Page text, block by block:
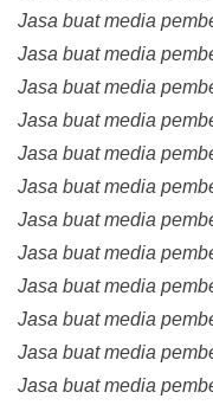
Jasa buat media
Jasa buat media
Jasa buat media
Jasa buat media
Jasa buat media
Jasa buat media
Jasa buat media
Jasa buat media
Jasa buat media
Jasa buat media
Jasa buat media
Jasa buat media